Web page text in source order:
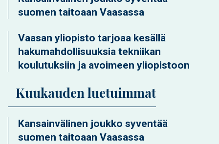
suomen taitoaan Vaasassa
Vaasan yliopisto tarjoaa kesällä
hakumahdollisuuksia tekniikan
koulutuksiin ja avoimeen yliopistoon
Kuukauden luetuimmat
Kansainvälinen joukko syventää
suomen taitoaan Vaasassa